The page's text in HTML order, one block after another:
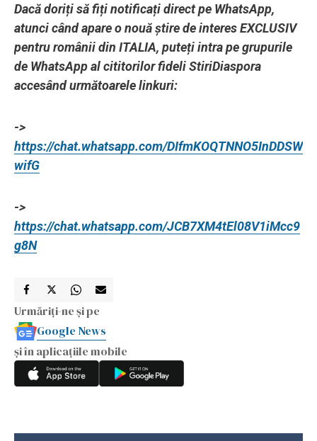
Dacă doriți să fiți notificați direct pe WhatsApp,
atunci când apare o nouă știre de interes EXCLUSIV
pentru românii din ITALIA, puteți intra pe grupurile
de WhatsApp al cititorilor fideli StiriDiaspora
accesând următoarele linkuri:
->
https://chat.whatsapp.com/DIfmKOQTNNO5InDDSW
wifG
->
https://chat.whatsapp.com/JCB7XM4tEl08V1iMcc9
g8N
Urmăriți-ne și pe
Google News
și în aplicațiile mobile